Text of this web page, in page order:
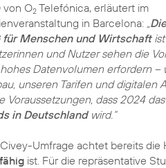
von O2 Telefónica, erläutert im
in Barcelona: „Die
für Menschen und Wirtschaftist
und Nutzer sehen die
Datenvolumen erfordern
unseren Tarifen und
Voraussetzungen, dass 2024
in Deutschlandwird.“
Umfrage achtet bereits die
ist. Für die repräsentative